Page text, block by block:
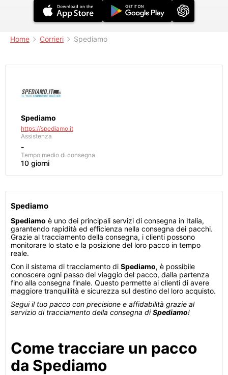
Home Corrieri Spediamo
Spediamo
https://spediamo.it
Assistenza
-
Tempo medio di consegna
10 giorni
Spediamo
Spediamo è uno dei principali servizi di consegna in Italia,
garantendo rapidità ed efficienza nella consegna dei pacchi.
Grazie al tracciamento della consegna, i clienti possono
monitorare lo stato e la posizione del loro pacco in tempo
reale.
Con il sistema di tracciamento di Spediamo, è possibile
conoscere ogni passo del viaggio del pacco, dalla partenza
fino alla consegna finale. Questo permette ai clienti di avere
maggiore tranquillità e sicurezza sul destino del loro acquisto.
Segui il tuo pacco con precisione e affidabilità grazie al
servizio di tracciamento della consegna diSpediamo!
Come tracciare un pacco
da Spediamo